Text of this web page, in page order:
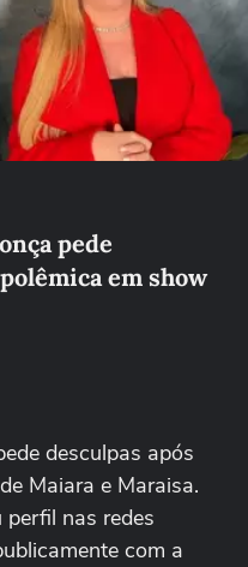
o vídeo
pede
em show
desculpas após
Maiara e Maraisa.
nas redes
com a